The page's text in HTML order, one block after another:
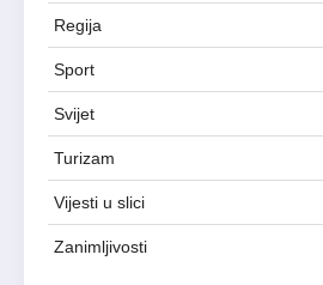
Regija
Sport
Svijet
Turizam
Vijesti u slici
Zanimljivosti